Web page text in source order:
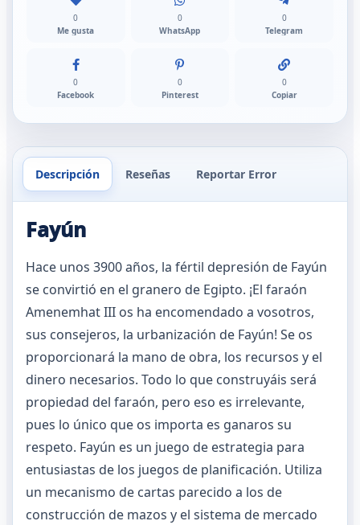
0
Me gusta
0
WhatsApp
0
Telegram
0
Facebook
0
Pinterest
0
Copiar
Descripción Reseñas Reportar Error
Fayún
Hace unos 3900 años, la fértil depresión de Fayún
se convirtió en el granero de Egipto. ¡El faraón
Amenemhat III os ha encomendado a vosotros,
sus consejeros, la urbanización de Fayún! Se os
proporcionará la mano de obra, los recursos y el
dinero necesarios. Todo lo que construyáis será
propiedad del faraón, pero eso es irrelevante,
pues lo único que os importa es ganaros su
respeto. Fayún es un juego de estrategia para
entusiastas de los juegos de planificación. Utiliza
un mecanismo de cartas parecido a los de
construcción de mazos y el sistema de mercado